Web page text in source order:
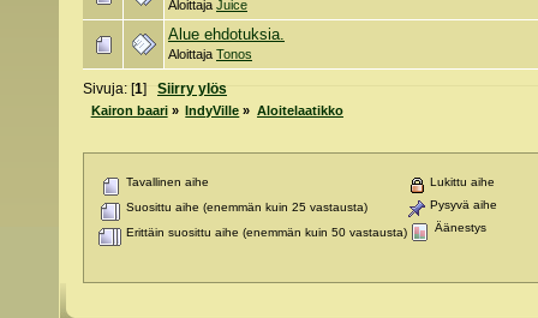
Aloittaja Juice
Alue ehdotuksia.
Aloittaja Tonos
Sivuja: [1] Siirry ylös
Kairon baari» IndyVille » Aloitelaatikko
Tavallinen aihe
Suosittu aihe (enemmän kuin 25 vastausta)
Erittäin suosittu aihe (enemmän kuin 50 vastausta)
Lukittu aihe
Pysyvä aihe
Äänestys